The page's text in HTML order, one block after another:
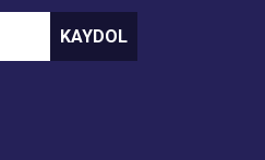
KAYDOL